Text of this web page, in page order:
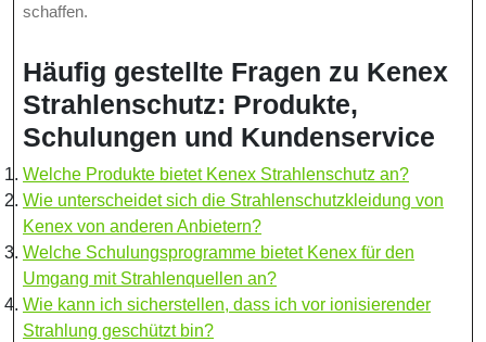
schaffen.
Häufig gestellte Fragen zu Kenex
Strahlenschutz: Produkte,
Schulungen und Kundenservice
Welche Produkte bietet Kenex Strahlenschutz an?
Wie unterscheidet sich die Strahlenschutzkleidung von
Kenex von anderen Anbietern?
Welche Schulungsprogramme bietet Kenex für den
Umgang mit Strahlenquellen an?
Wie kann ich sicherstellen, dass ich vor ionisierender
Strahlung geschützt bin?